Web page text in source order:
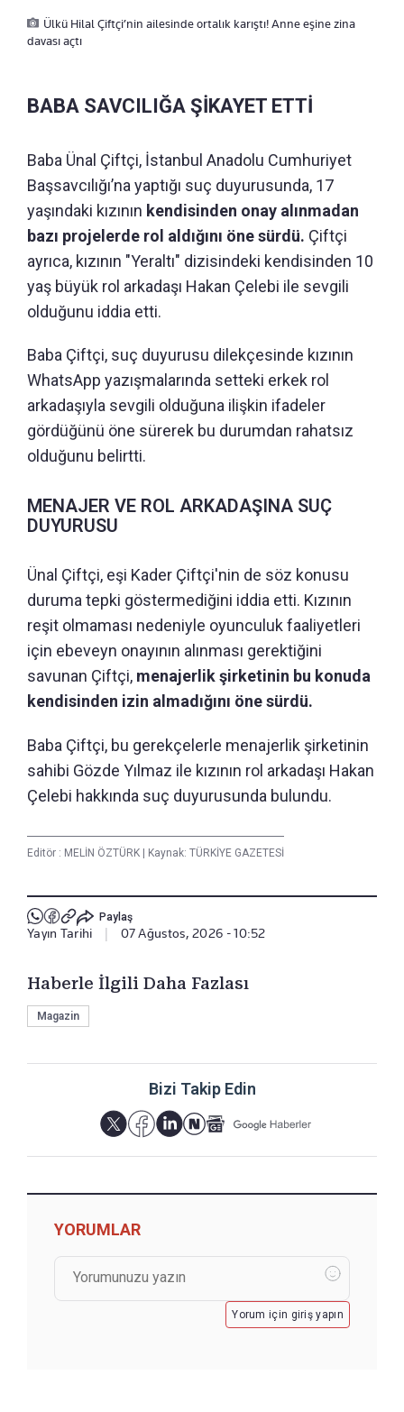
Ülkü Hilal Çiftçi’nin ailesinde ortalık karıştı! Anne eşine zina
davası açtı
BABA SAVCILIĞA ŞİKAYET ETTİ
Baba Ünal Çiftçi, İstanbul Anadolu Cumhuriyet
Başsavcılığı’na yaptığı suç duyurusunda, 17
yaşındaki kızının kendisinden onay alınmadan
bazı projelerde rol aldığını öne sürdü. Çiftçi
ayrıca, kızının "Yeraltı" dizisindeki kendisinden 10
yaş büyük rol arkadaşı Hakan Çelebi ile sevgili
olduğunu iddia etti.
Baba Çiftçi, suç duyurusu dilekçesinde kızının
WhatsApp yazışmalarında setteki erkek rol
arkadaşıyla sevgili olduğuna ilişkin ifadeler
gördüğünü öne sürerek bu durumdan rahatsız
olduğunu belirtti.
MENAJER VE ROL ARKADAŞINA SUÇ
DUYURUSU
Ünal Çiftçi, eşi Kader Çiftçi'nin de söz konusu
duruma tepki göstermediğini iddia etti. Kızının
reşit olmaması nedeniyle oyunculuk faaliyetleri
için ebeveyn onayının alınması gerektiğini
savunan Çiftçi, menajerlik şirketinin bu konuda
kendisinden izin almadığını öne sürdü.
Baba Çiftçi, bu gerekçelerle menajerlik şirketinin
sahibi Gözde Yılmaz ile kızının rol arkadaşı Hakan
Çelebi hakkında suç duyurusunda bulundu.
Editör : MELİN ÖZTÜRK | Kaynak: TÜRKİYE GAZETESİ
Paylaş
Yayın Tarihi | 07 Ağustos, 2026 - 10:52
Haberle İlgili Daha Fazlası
Magazin
Bizi Takip Edin
YORUMLAR
Yorum için giriş yapın